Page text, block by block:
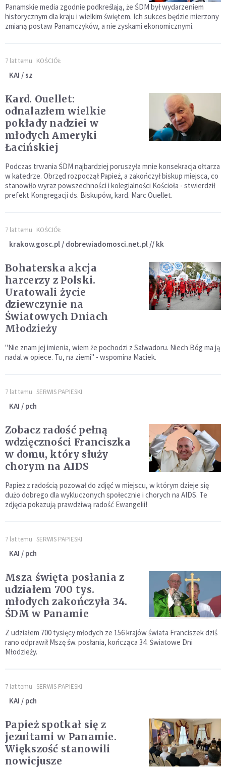
Panamskie media zgodnie podkreślają, że ŚDM był wydarzeniem
historycznym dla kraju i wielkim świętem. Ich sukces będzie mierzony
zmianą postaw Panamczyków, a nie zyskami ekonomicznymi.
7 lat temu KOŚCIÓŁ
KAI / sz
Kard. Ouellet:
odnalazłem wielkie
pokłady nadziei w
młodych Ameryki
Łacińskiej
Podczas trwania ŚDM najbardziej poruszyła mnie konsekracja ołtarza
w katedrze. Obrzęd rozpoczął Papież, a zakończył biskup miejsca, co
stanowiło wyraz powszechności i kolegialności Kościoła - stwierdził
prefekt Kongregacji ds. Biskupów, kard. Marc Ouellet.
7 lat temu KOŚCIÓŁ
krakow.gosc.pl / dobrewiadomosci.net.pl // kk
Bohaterska akcja
harcerzy z Polski.
Uratowali życie
dziewczynie na
Światowych Dniach
Młodzieży
"Nie znam jej imienia, wiem że pochodzi z Salwadoru. Niech Bóg ma ją
nadal w opiece. Tu, na ziemi" - wspomina Maciek.
7 lat temu SERWIS PAPIESKI
KAI / pch
Zobacz radość pełną
wdzięczności Franciszka
w domu, który służy
chorym na AIDS
Papież z radością pozował do zdjęć w miejscu, w którym dzieje się
dużo dobrego dla wykluczonych społecznie i chorych na AIDS. Te
zdjęcia pokazują prawdziwą radość Ewangelii!
7 lat temu SERWIS PAPIESKI
KAI / pch
Msza święta posłania z
udziałem 700 tys.
młodych zakończyła 34.
ŚDM w Panamie
Z udziałem 700 tysięcy młodych ze 156 krajów świata Franciszek dziś
rano odprawił Mszę św. posłania, kończąca 34. Światowe Dni
Młodzieży.
7 lat temu SERWIS PAPIESKI
KAI / pch
Papież spotkał się z
jezuitami w Panamie.
Większość stanowili
nowicjusze